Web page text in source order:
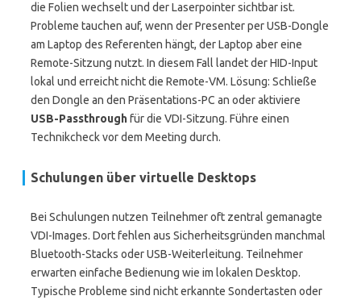
die Folien wechselt und der Laserpointer sichtbar ist.
Probleme tauchen auf, wenn der Presenter per USB-Dongle
am Laptop des Referenten hängt, der Laptop aber eine
Remote-Sitzung nutzt. In diesem Fall landet der HID-Input
lokal und erreicht nicht die Remote-VM. Lösung: Schließe
den Dongle an den Präsentations-PC an oder aktiviere
USB-Passthroughfür die VDI-Sitzung. Führe einen
Technikcheck vor dem Meeting durch.
Schulungen über virtuelle Desktops
Bei Schulungen nutzen Teilnehmer oft zentral gemanagte
VDI-Images. Dort fehlen aus Sicherheitsgründen manchmal
Bluetooth-Stacks oder USB-Weiterleitung. Teilnehmer
erwarten einfache Bedienung wie im lokalen Desktop.
Typische Probleme sind nicht erkannte Sondertasten oder